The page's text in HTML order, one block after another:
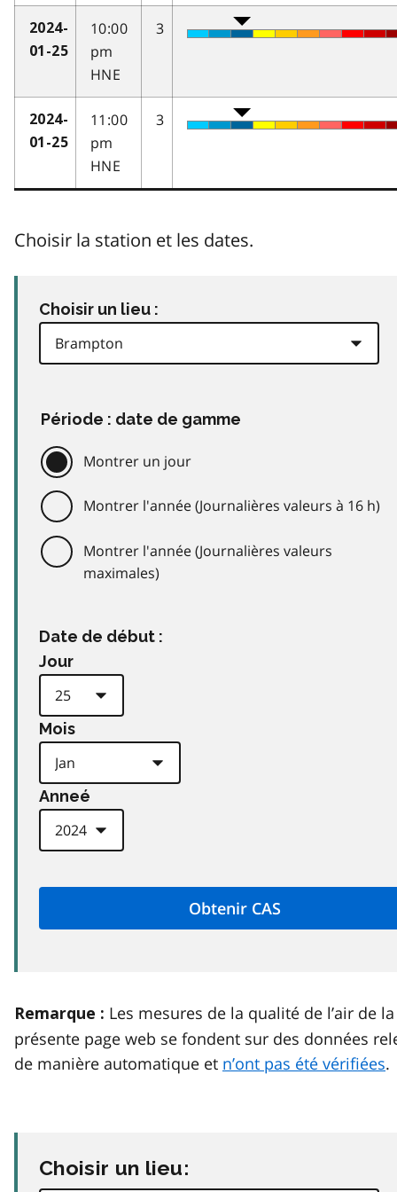
2024-
01-25
10:00
pm
HNE
3
2024-
01-25
11:00
pm
HNE
3
Choisir la station et les dates.
Choisir un lieu :
Période : date de gamme
Montrer un jour
Montrer l'année (Journalières valeurs à 16 h)
Montrer l'année (Journalières valeurs
maximales)
Date de début :
Jour
Mois
Anneé
Remarque : Les mesures de la qualité de l’air de la
présente page web se fondent sur des données
de manière automatique et n’ont pas été vérifiées.
Choisir un lieu: